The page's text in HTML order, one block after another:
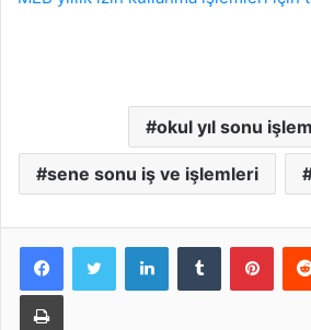
okul yıl sonu
sene sonu iş ve işlemleri
LinkedInTumblr
Yazdır